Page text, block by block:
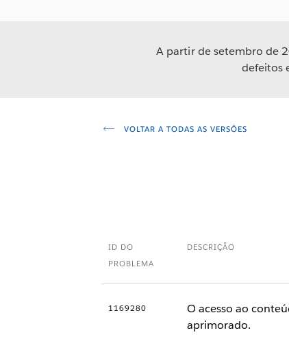
A partir de setembro de
defeitos
VOLTAR A TODAS AS VERSÕES
ID DO
PROBLEMA
DESCRIÇÃO
1169280
O acesso ao
aprimorado.